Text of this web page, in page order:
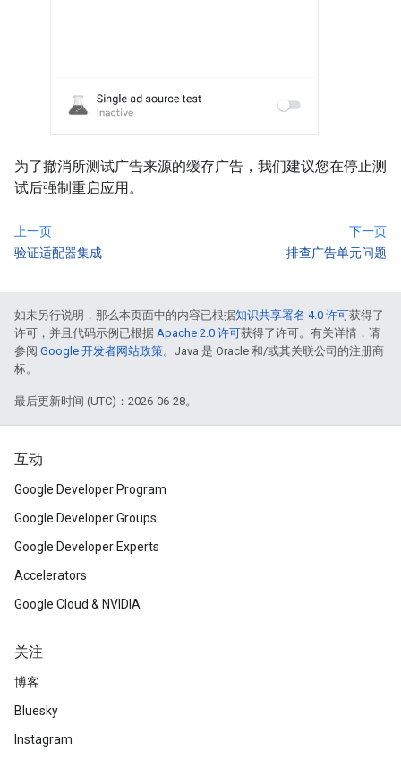
为了撤消所测试广告来源的缓存广告，我们建议您在停止测
试后强制重启应用。
上一页
验证适配器集成
下一页
排查广告单元问题
如未另行说明，那么本页面中的内容已根据知识共享署名 4.0 许可获得了
许可，并且代码示例已根据 Apache 2.0 许可获得了许可。有关详情，请
参阅 Google 开发者网站政策。Java 是 Oracle 和/或其关联公司的注册商
标。
最后更新时间 (UTC)：2026-06-28。
互动
Google Developer Program
Google Developer Groups
Google Developer Experts
Accelerators
Google Cloud & NVIDIA
关注
博客
Bluesky
Instagram